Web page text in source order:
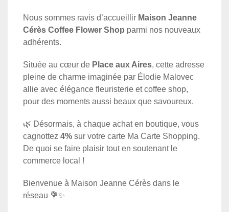
Nous sommes ravis d’accueillir Maison Jeanne
Cérès Coffee Flower Shop parmi nos nouveaux
adhérents.
Située au cœur de Place aux Aires, cette adresse
pleine de charme imaginée par Élodie Malovec
allie avec élégance fleuristerie et coffee shop,
pour des moments aussi beaux que savoureux.
🌿 Désormais, à chaque achat en boutique, vous
cagnottez 4% sur votre carte Ma Carte Shopping.
De quoi se faire plaisir tout en soutenant le
commerce local !
Bienvenue à Maison Jeanne Cérès dans le
réseau 💐✨